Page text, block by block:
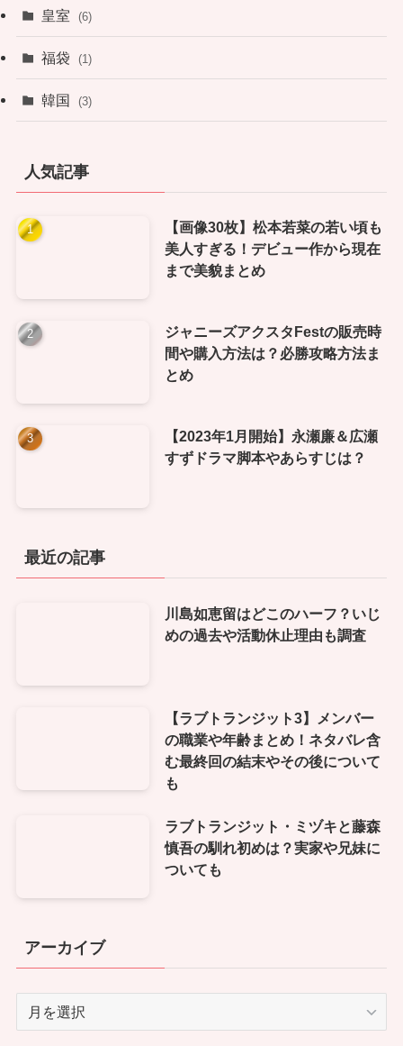
皇室 (6)
福袋 (1)
韓国 (3)
人気記事
【画像30枚】松本若菜の若い頃も
美人すぎる！デビュー作から現在
まで美貌まとめ
ジャニーズアクスタFestの販売時
間や購入方法は？必勝攻略方法ま
とめ
【2023年1月開始】永瀬廉＆広瀬
すずドラマ脚本やあらすじは？
最近の記事
川島如恵留はどこのハーフ？いじ
めの過去や活動休止理由も調査
【ラブトランジット3】メンバー
の職業や年齢まとめ！ネタバレ含
む最終回の結末やその後について
も
ラブトランジット・ミヅキと藤森
慎吾の馴れ初めは？実家や兄妹に
ついても
アーカイブ